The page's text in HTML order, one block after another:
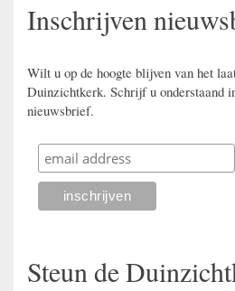
Inschrijven
Wilt u op de hoogte blijven van het
Duinzichtkerk. Schrijf u onderstaand
nieuwsbrief.
Steun de